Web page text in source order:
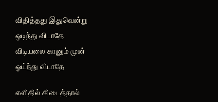
விதித்தது இதுவென்று
ஒடிந்து விடாதே
விடியலை கானும் முன்
ஓய்ந்து விடாதே
எளிதில் கிடைத்தால்